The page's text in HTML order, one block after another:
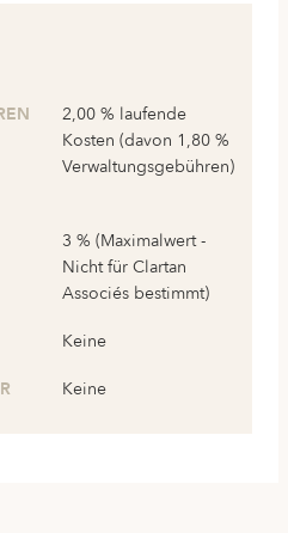
2,00 % laufende
Kosten (davon 1,80 %
Verwaltungsgebühren)
3 % (Maximalwert -
Nicht für Clartan
Associés bestimmt)
Keine
Keine